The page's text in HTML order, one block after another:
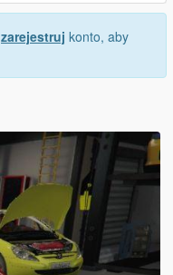
zarejestruj konto, aby